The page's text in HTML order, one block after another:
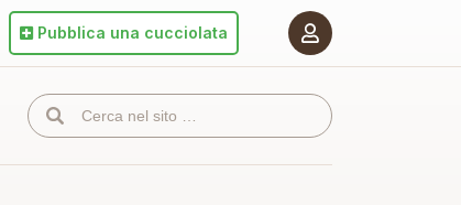
Pubblica una cucciolata